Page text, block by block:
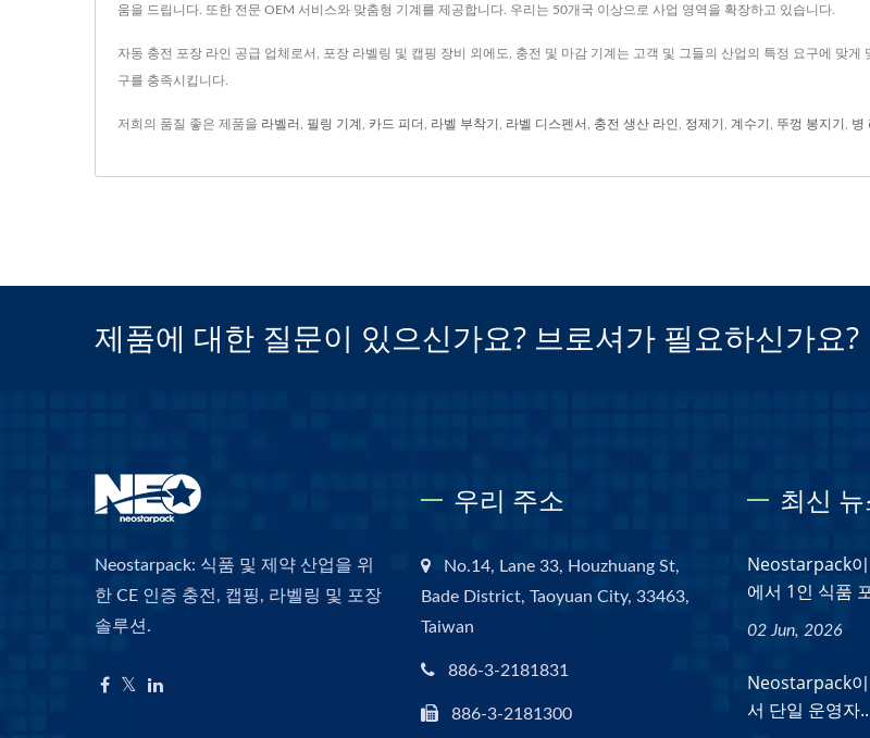
움을 드립니다. 또한 전문 OEM 서비스와 맞춤형 기계를 제공합니다. 우리는 50개국 이상으로 사업 영역을 확장하고 있습니다.
자동 충전 포장 라인 공급 업체로서, 포장 라벨링 및 캡핑 장비 외에도, 충전 및 마감 기계는 고객 및 그들의 산업의 특정 요구에 맞
구를 충족시킵니다.
저희의 품질 좋은 제품을 라벨러 필링 기계 카드 피더 라벨 부착기 라벨 디스펜서 충전 생산 라인 정제기 계수기 뚜껑 봉지기 병
제품에 대한 질문이 있으신가요? 브로셔가 필요하신가요?
Neostarpack: 식품 및 제약 산업을 위
한 CE 인증 충전, 캡핑, 라벨링 및 포장
솔루션.
우리 주소
No.14, Lane 33, Houzhuang St,
Bade District, Taoyuan City, 33463,
Taiwan
886-3-2181831
886-3-2181300
최신
Neostarpack이
에서 1인 식품
02 Jun, 2026
Neostarpack이
서 단일 운영자